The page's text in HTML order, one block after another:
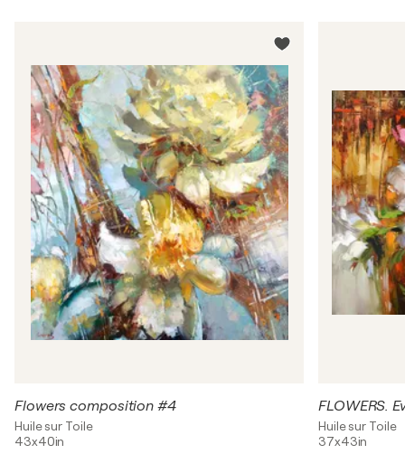
Flowers composition #4
Huile sur Toile
43x40in
FLOWERS.
Huile sur Toile
37x43in